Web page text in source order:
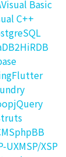
Visual Basic
C++
DB2HiRDB
Flutter
jQuery
phpBB
UXMSP/XSP